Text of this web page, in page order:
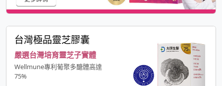
台灣極品靈芝膠囊
嚴選台灣培育靈芝子實體
Wellmune專利葡聚多醣體高達
75%